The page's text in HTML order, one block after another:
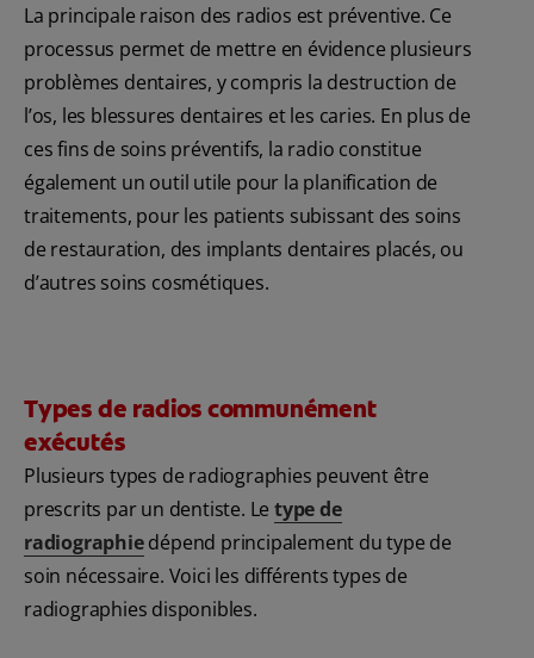
La principale raison des radios est préventive. Ce
processus permet de mettre en évidence plusieurs
problèmes dentaires, y compris la destruction de
l’os, les blessures dentaires et les caries. En plus de
ces fins de soins préventifs, la radio constitue
également un outil utile pour la planification de
traitements, pour les patients subissant des soins
de restauration, des implants dentaires placés, ou
d’autres soins cosmétiques.
Types de radios communément
exécutés
Plusieurs types de radiographies peuvent être
prescrits par un dentiste. Letype de
radiographiedépend principalement du type de
soin nécessaire. Voici les différents types de
radiographies disponibles.